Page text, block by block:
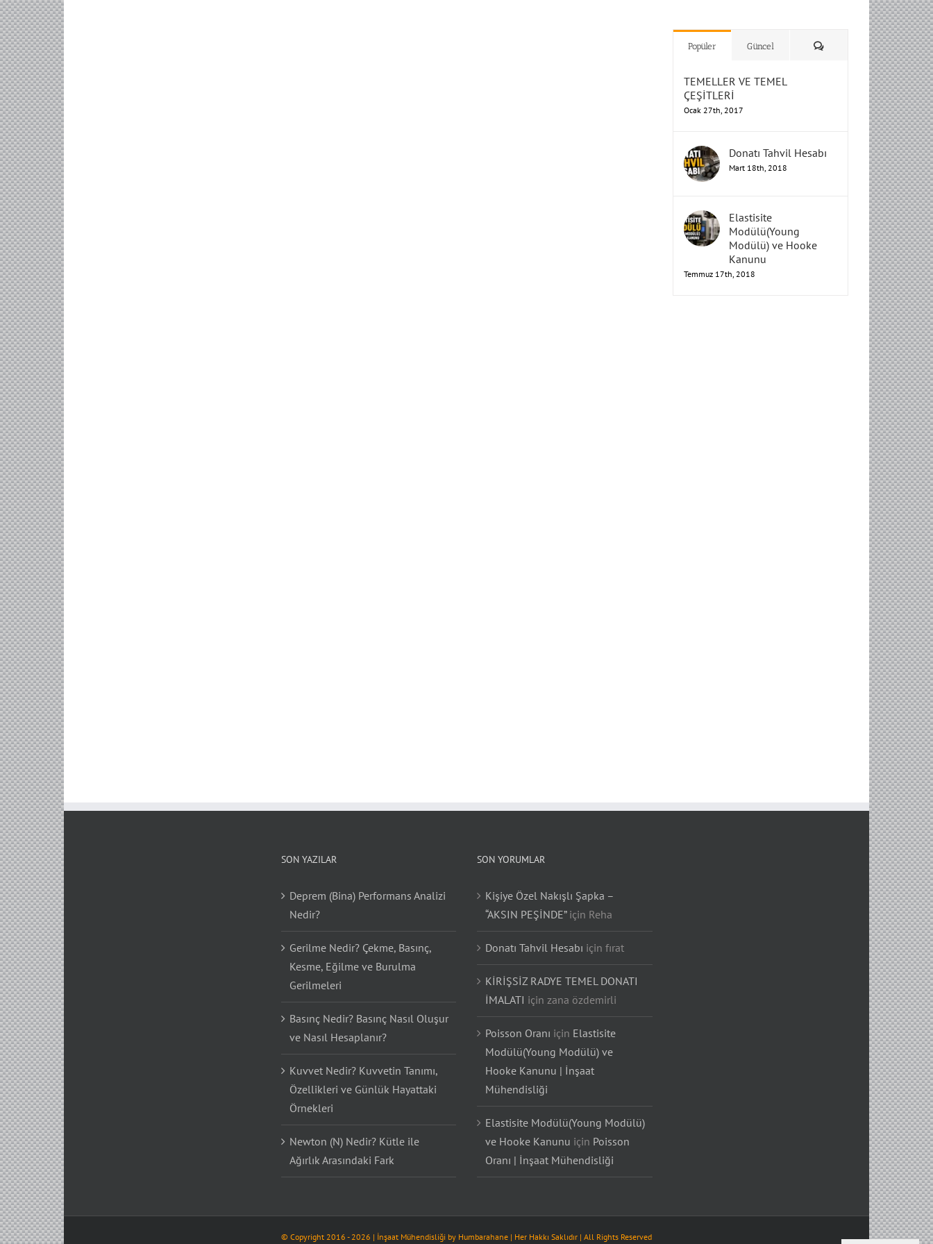
TEMELLER VE TEMEL
ÇEŞİTLERİ
Donatı Tahvil Hesabı
Elastisite
Modülü(Young
Modülü) ve Hooke
Kanunu
Deprem (Bina) Performans Analizi
Nedir?
Gerilme Nedir? Çekme, Basınç,
Kesme, Eğilme ve Burulma
Gerilmeleri
Basınç Nedir? Basınç Nasıl Oluşur
ve Nasıl Hesaplanır?
Kuvvet Nedir? Kuvvetin Tanımı,
Özellikleri ve Günlük Hayattaki
Örnekleri
Newton (N) Nedir? Kütle ile
Ağırlık Arasındaki Fark
Kişiye Özel Nakışlı Şapka –
“AKSIN PEŞİNDE”içinReha
Donatı Tahvil Hesabıiçinfırat
KİRİŞSİZ RADYE TEMEL DONATI
İMALATIiçinzana özdemirli
Poisson Oranı için
Elastisite
Modülü(Young Modülü) ve
Hooke Kanunu | İnşaat
Mühendisliği
Elastisite Modülü(Young Modülü)
ve Hooke Kanunu
için Poisson
Oranı | İnşaat Mühendisliği